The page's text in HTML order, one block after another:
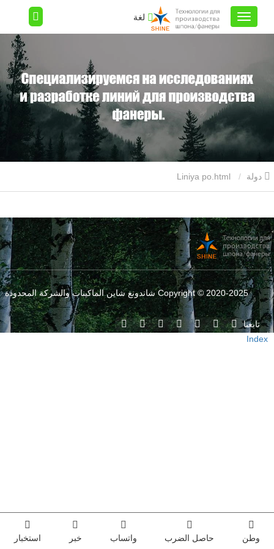
لغة
Copyright © 2020-2025 شاندونغ شاين الماكينات والشركة المحدودة
تابعنا
Index
وطن حاصل الضرب واتساب خبر استخبار